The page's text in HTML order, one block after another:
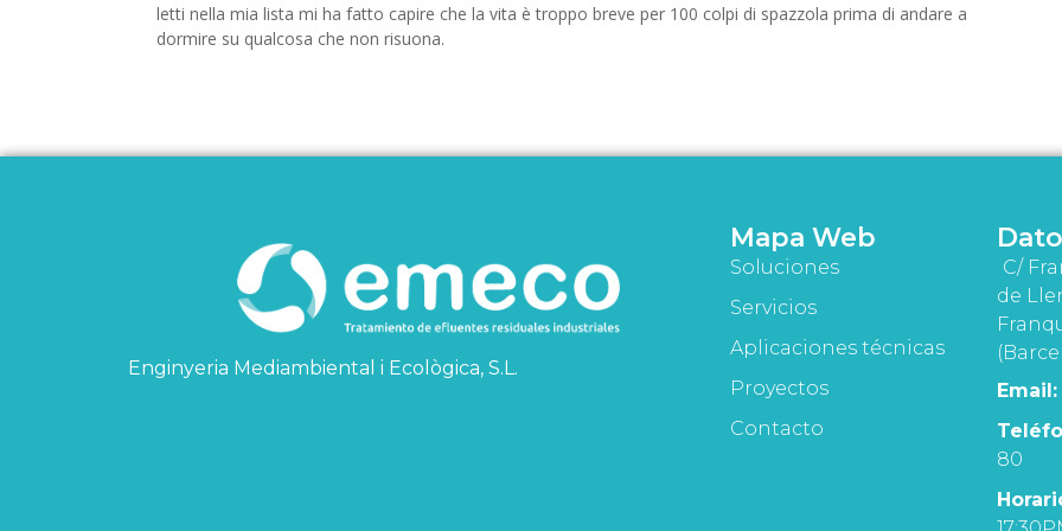
letti nella mia lista mi ha fatto capire che la vita è troppo breve per 100 colpi di spazzola prima di andare a
dormire su qualcosa che non risuona.
Enginyeria Mediambiental i Ecològica, S.L.
Mapa Web
Soluciones
Servicios
Aplicaciones técnicas
Proyectos
Contacto
C/
de
Email:
80